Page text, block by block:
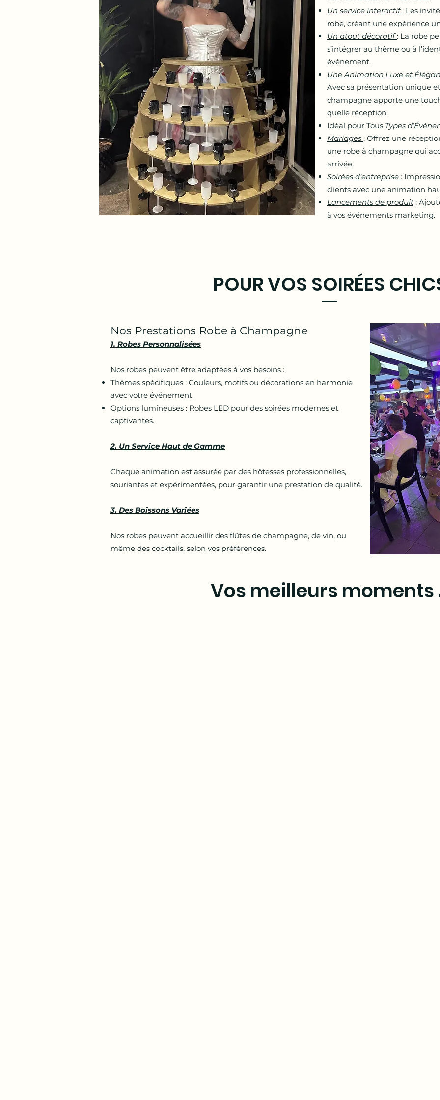
Un service interactif: Les
robe, créant une expérience
Un atout décoratif: La robe
s’intégrer au thème ou à
événement.
Une Animation Luxe et
Avec sa présentation unique
champagne apporte une
quelle réception.
Idéal pour Tous Types
Mariages : Offrez une
une robe à champagne qui
arrivée.
Soirées d’entreprise :
clients avec une animation
Lancements de produit :
à vos événements marketing.
POUR VOS SOIRÉES
Nos Prestations Robe à Champagne
1. Robes Personnalisées
Nos robes peuvent être adaptées à vos besoins :
Thèmes spécifiques : Couleurs, motifs ou décorations en harmonie
avec votre événement.
Options lumineuses : Robes LED pour des soirées modernes et
captivantes.
2. Un Service Haut de Gamme
Chaque animation est assurée par des hôtesses professionnelles,
souriantes et expérimentées, pour garantir une prestation de qualité.
3. Des Boissons Variées
Nos robes peuvent accueillir des flûtes de champagne, de vin, ou
même des cocktails, selon vos préférences.
Vos meilleurs moments